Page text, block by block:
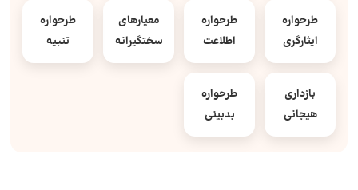
طرحواره
ایثارگری
طرحواره
اطلاعت
معیارهای
سختگیرانه
طرحواره
تنبیه
بازداری
هیجانی
طرحواره
بدبینی